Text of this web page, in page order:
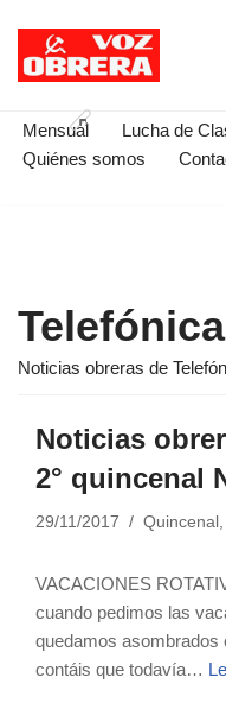
Saltar
contenido
Mensual Lucha de
Quiénes somos
Telefónica
Noticias obreras de
Noticias
2° quincenal
29/11/2017 Quincenal ,
VACACIONES
cuando pedimos las
quedamos asombrados
contáis que todavía…